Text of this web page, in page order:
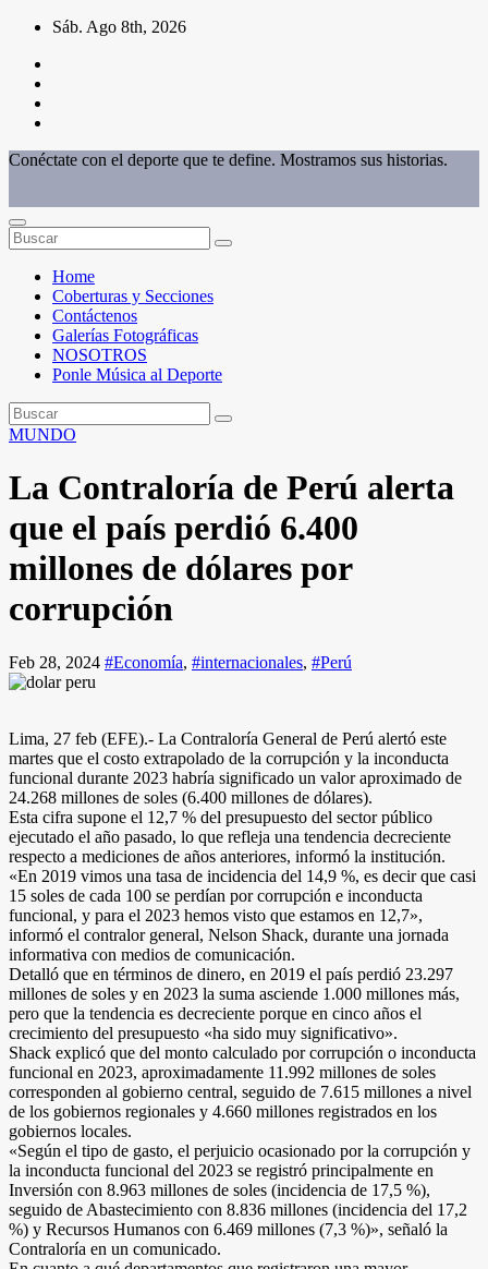
Saltar
contenido
Sáb. Ago 8th, 2026
Conéctate con el deporte que te define. Mostramos sus historias.
Home
Coberturas y Secciones
Contáctenos
Galerías Fotográficas
NOSOTROS
Ponle Música al Deporte
MUNDO
La Contraloría de Perú alerta
que el país perdió 6.400
millones de dólares por
corrupción
Feb 28, 2024 #Economía, #internacionales, #Perú
Lima, 27 feb (EFE).- La Contraloría General de Perú alertó este
martes que el costo extrapolado de la corrupción y la inconducta
funcional durante 2023 habría significado un valor aproximado de
24.268 millones de soles (6.400 millones de dólares).
Esta cifra supone el 12,7 % del presupuesto del sector público
ejecutado el año pasado, lo que refleja una tendencia decreciente
respecto a mediciones de años anteriores, informó la institución.
«En 2019 vimos una tasa de incidencia del 14,9 %, es decir que casi
15 soles de cada 100 se perdían por corrupción e inconducta
funcional, y para el 2023 hemos visto que estamos en 12,7»,
informó el contralor general, Nelson Shack, durante una jornada
informativa con medios de comunicación.
Detalló que en términos de dinero, en 2019 el país perdió 23.297
millones de soles y en 2023 la suma asciende 1.000 millones más,
pero que la tendencia es decreciente porque en cinco años el
crecimiento del presupuesto «ha sido muy significativo».
Shack explicó que del monto calculado por corrupción o inconducta
funcional en 2023, aproximadamente 11.992 millones de soles
corresponden al gobierno central, seguido de 7.615 millones a nivel
de los gobiernos regionales y 4.660 millones registrados en los
gobiernos locales.
«Según el tipo de gasto, el perjuicio ocasionado por la corrupción y
la inconducta funcional del 2023 se registró principalmente en
Inversión con 8.963 millones de soles (incidencia de 17,5 %),
seguido de Abastecimiento con 8.836 millones (incidencia del 17,2
%) y Recursos Humanos con 6.469 millones (7,3 %)», señaló la
Contraloría en un comunicado.